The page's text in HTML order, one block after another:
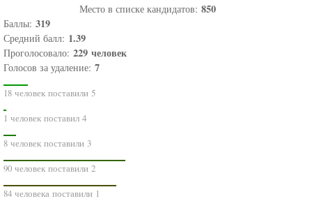
Место в списке кандидатов: 850
Баллы: 319
Средний балл: 1.39
Проголосовало: 229 человек
Голосов за удаление: 7
18 человек поставили 5
1 человек поставил 4
8 человек поставили 3
90 человек поставили 2
84 человека поставили 1